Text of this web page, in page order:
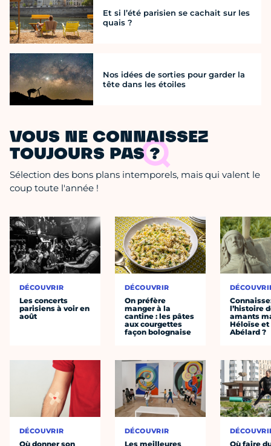
Et si l’été parisien se cachait sur les
quais ?
Nos idées de sorties pour garder la
tête dans les étoiles
VOUS NE CONNAISSEZ
TOUJOURS PAS ?
Sélection des bons plans intemporels, mais qui valent le
coup toute l'année !
DÉCOUVRIR
Les concerts
parisiens à voir en
août
DÉCOUVRIR
Où donner son
DÉCOUVRIR
On préfère
manger à la
cantine : les pâtes
aux courgettes
façon bolognaise
DÉCOUVRIR
Les meilleures
l’histoire
amants
Héloïse et
Abélard ?
Où faire